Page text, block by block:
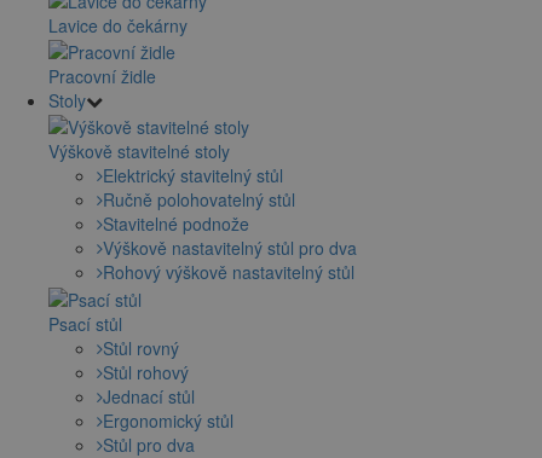
Lavice do čekárny
Pracovní židle
Stoly
Výškově stavitelné stoly
Elektrický stavitelný stůl
Ručně polohovatelný stůl
Stavitelné podnože
Výškově nastavitelný stůl pro dva
Rohový výškově nastavitelný stůl
Psací stůl
Stůl rovný
Stůl rohový
Jednací stůl
Ergonomický stůl
Stůl pro dva